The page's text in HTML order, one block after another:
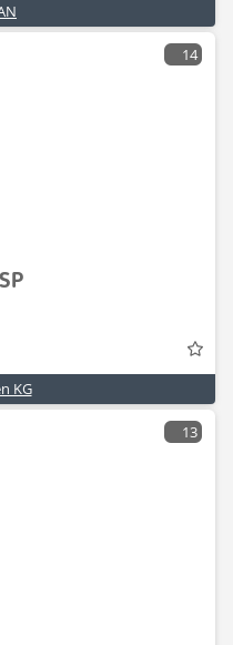
14
KG
13